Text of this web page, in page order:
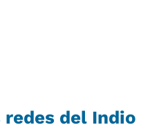
redes del Indio